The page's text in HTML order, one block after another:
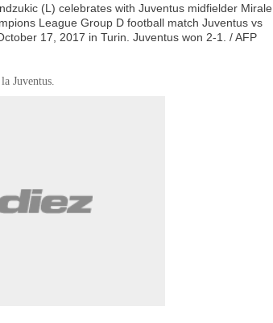
(L) celebrates with Juventus midfielder
League Group D football match Juventus vs
17, 2017 in Turin. Juventus won 2-1. / AFP
Juventus.